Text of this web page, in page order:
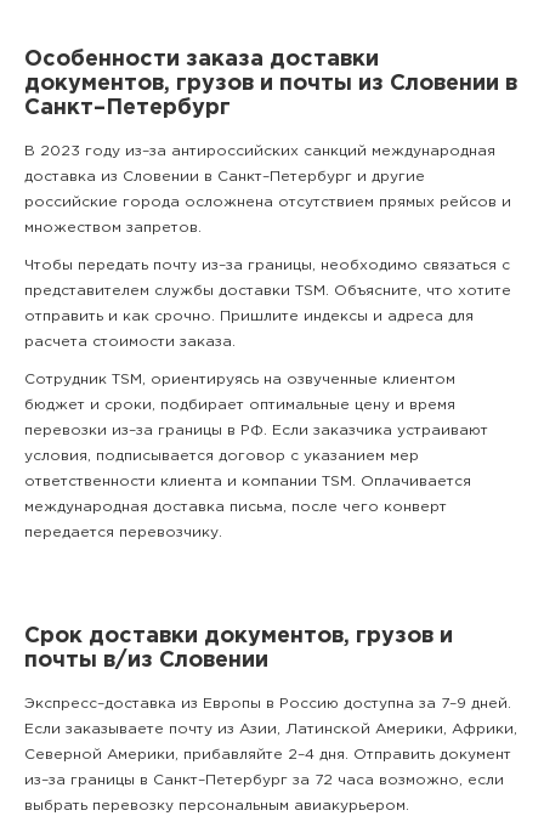
Особенности заказа доставки
документов, грузов и почты из Словении в
Санкт–Петербург
В 2023 году из–за антироссийских санкций международная
доставка из Словении в Санкт–Петербург и другие
российские города осложнена отсутствием прямых рейсов и
множеством запретов.
Чтобы передать почту из–за границы, необходимо связаться с
представителем службы доставки TSM. Объясните, что хотите
отправить и как срочно. Пришлите индексы и адреса для
расчета стоимости заказа.
Сотрудник TSM, ориентируясь на озвученные клиентом
бюджет и сроки, подбирает оптимальные цену и время
перевозки из–за границы в РФ. Если заказчика устраивают
условия, подписывается договор с указанием мер
ответственности клиента и компании TSM. Оплачивается
международная доставка письма, после чего конверт
передается перевозчику.
Срок доставки документов, грузов и
почты в/из Словении
Экспресс–доставка из Европы в Россию доступна за 7–9 дней.
Если заказываете почту из Азии, Латинской Америки, Африки,
Северной Америки, прибавляйте 2–4 дня. Отправить документ
из–за границы в Санкт–Петербург за 72 часа возможно, если
выбрать перевозку персональным авиакурьером.